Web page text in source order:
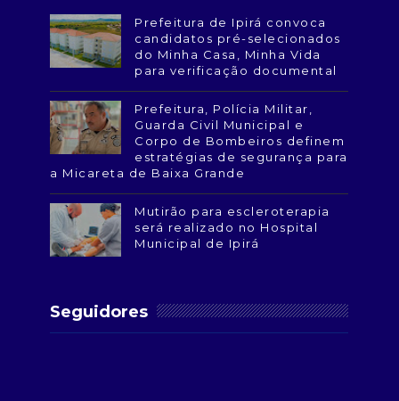
Prefeitura de Ipirá convoca
candidatos pré-selecionados
do Minha Casa, Minha Vida
para verificação documental
Prefeitura, Polícia Militar,
Guarda Civil Municipal e
Corpo de Bombeiros definem
estratégias de segurança para
a Micareta de Baixa Grande
Mutirão para escleroterapia
será realizado no Hospital
Municipal de Ipirá
Seguidores